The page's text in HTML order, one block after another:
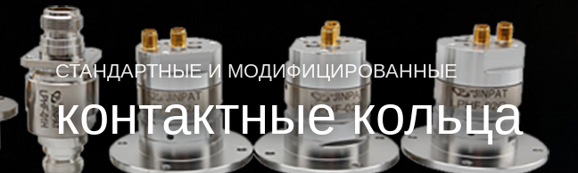
СТАНДАРТНЫЕ И МОДИФИЦИРОВАННЫЕ
контактные кольца